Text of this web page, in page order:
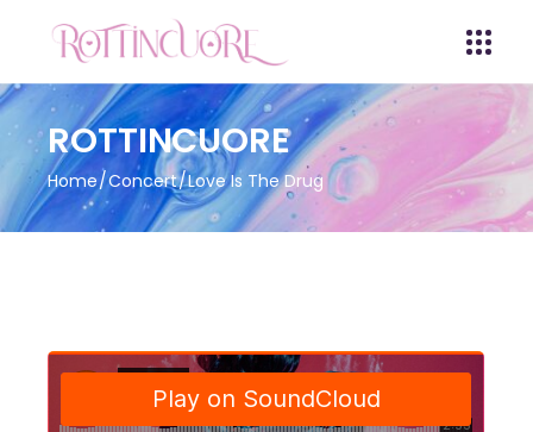
ROTTINCUORE
Home Concert Love Is The Drug